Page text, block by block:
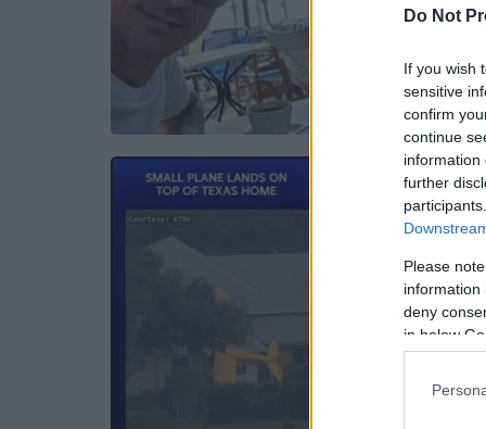
Do Not
If you wish
sensitive
confirm
continue
information
further
Please
information
deny
in below